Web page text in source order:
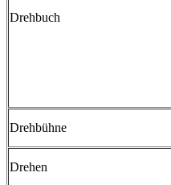
Drehbuch
Drehbühne
Drehen